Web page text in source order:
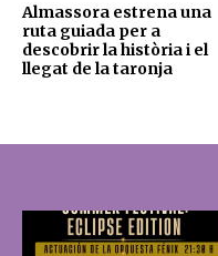
Almassora estrena una
ruta guiada per a
descobrir la història i el
llegat de la taronja